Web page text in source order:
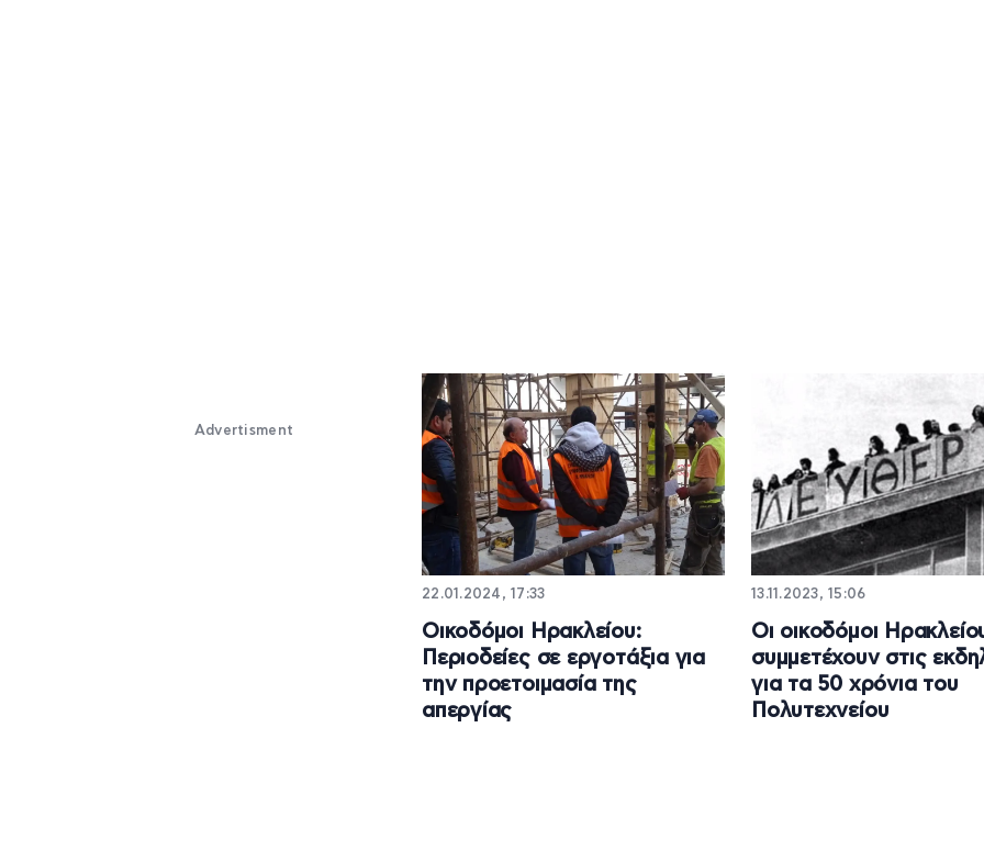
Advertisment
22.01.2024, 17:33
Οικοδόμοι Ηρακλείου:
Περιοδείες σε εργοτάξια για
την προετοιμασία της
απεργίας
13.11.2023, 15:06
Οι οικοδόμοι
συμμετέχουν στις
για τα 50 χρόνια του
Πολυτεχνείου